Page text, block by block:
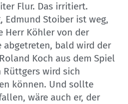
Flur. Das irritiert.
Edmund Stoiber ist weg,
Herr Köhler von der
bald wird der
Koch aus dem Spiel
Rüttgers wird sich
können. Und sollte
wäre auch er, der